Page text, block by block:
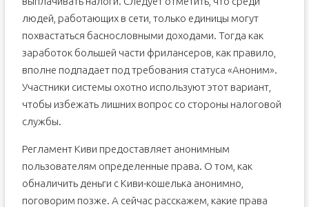
людей, работающих в сети, только единицы могут
похвастаться баснословными доходами. Тогда как
заработок большей части фрилансеров, как правило,
вполне подпадает под требования статуса «Аноним».
Участники системы охотно используют этот вариант,
чтобы избежать лишних вопрос со стороны налоговой
службы.
Регламент Киви предоставляет анонимным
пользователям определенные права. О том, как
обналичить деньги с Киви-кошелька анонимно,
поговорим позже. А сейчас расскажем, какие права